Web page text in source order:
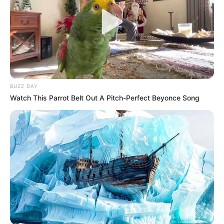
Casa da Mãe Joana
8. Kit de cosméticos artesanais
Atualmente há um movimento muito forte para
a utilização de cosméticos naturais, seja na pele
ou no cabelo. Isso, porque esses itens costumam
ser menos prejudiciais do que os industrializados.
BUZZ DAY
Watch This Parrot Belt Out A Pitch-Perfect Beyonce Song